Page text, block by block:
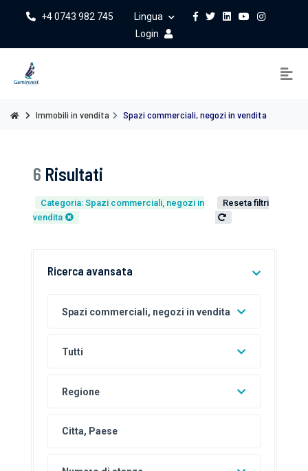
+4 0743 982 745
Lingua
Login
Immobili in vendita Spazi commerciali, negozi in vendita
6 Risultati
Categoria: Spazi commerciali, negozi in
vendita
Reseta filtri
Ricerca avansata
Spazi commerciali, negozi in vendita
Tutti
Regione